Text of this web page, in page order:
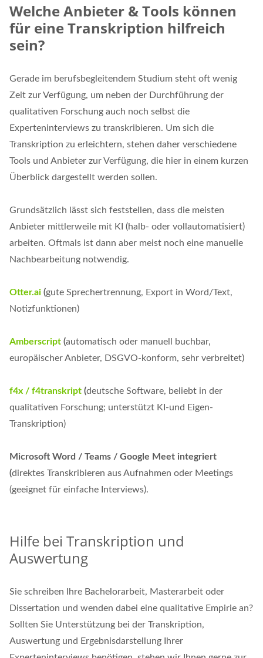
Welche Anbieter & Tools können
für eine Transkription hilfreich
sein?
Gerade im berufsbegleitendem Studium steht oft wenig
Zeit zur Verfügung, um neben der Durchführung der
qualitativen Forschung auch noch selbst die
Experteninterviews zu transkribieren. Um sich die
Transkription zu erleichtern, stehen daher verschiedene
Tools und Anbieter zur Verfügung, die hier in einem kurzen
Überblick dargestellt werden sollen.
Grundsätzlich lässt sich feststellen, dass die meisten
Anbieter mittlerweile mit KI (halb- oder vollautomatisiert)
arbeiten. Oftmals ist dann aber meist noch eine manuelle
Nachbearbeitung notwendig.
Otter.ai (gute Sprechertrennung, Export in Word/Text,
Notizfunktionen)
Amberscript (automatisch oder manuell buchbar,
europäischer Anbieter, DSGVO-konform, sehr verbreitet)
f4x / f4transkript (deutsche Software, beliebt in der
qualitativen Forschung; unterstützt KI-und Eigen-
Transkription)
Microsoft Word / Teams / Google Meet integriert
(direktes Transkribieren aus Aufnahmen oder Meetings
(geeignet für einfache Interviews).
Hilfe bei Transkription und
Auswertung
Sie schreiben Ihre Bachelorarbeit, Masterarbeit oder
Dissertation und wenden dabei eine qualitative Empirie an?
Sollten Sie Unterstützung bei der Transkription,
Auswertung und Ergebnisdarstellung Ihrer